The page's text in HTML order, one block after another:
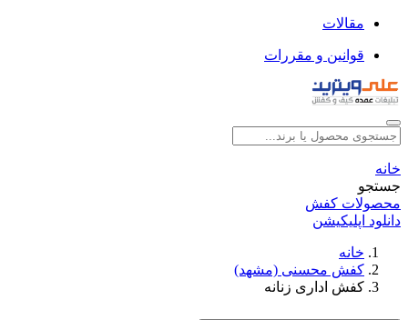
مقالات
قوانین و مقررات
خانه
جستجو
محصولات کفش
دانلود اپلیکیشن
خانه
کفش محسنی (مشهد)
کفش اداری زنانه